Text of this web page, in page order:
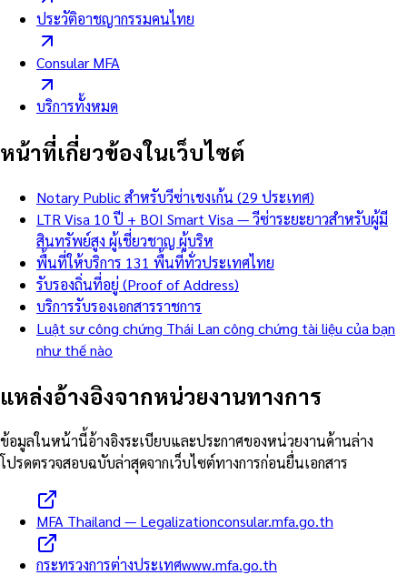
ประวัติอาชญากรรมคนไทย
Consular MFA
บริการทั้งหมด
หน้าที่เกี่ยวข้องในเว็บไซต์
Notary Public สำหรับวีซ่าเชงเก้น (29 ประเทศ)
LTR Visa 10 ปี + BOI Smart Visa — วีซ่าระยะยาวสำหรับผู้มี
สินทรัพย์สูง ผู้เชี่ยวชาญ ผู้บริห
พื้นที่ให้บริการ 131 พื้นที่ทั่วประเทศไทย
รับรองถิ่นที่อยู่ (Proof of Address)
บริการรับรองเอกสารราชการ
Luật sư công chứng Thái Lan công chứng tài liệu của bạn
như thế nào
แหล่งอ้างอิงจากหน่วยงานทางการ
ข้อมูลในหน้านี้อ้างอิงระเบียบและประกาศของหน่วยงานด้านล่าง
โปรดตรวจสอบฉบับล่าสุดจากเว็บไซต์ทางการก่อนยื่นเอกสาร
MFA Thailand — Legalizationconsular.mfa.go.th
กระทรวงการต่างประเทศwww.mfa.go.th